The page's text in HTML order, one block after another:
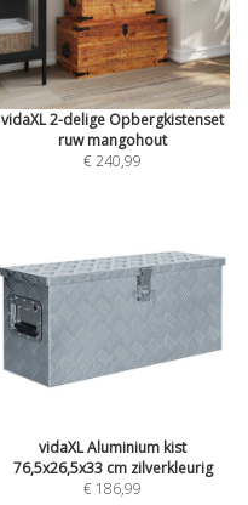
vidaXL 2-delige Opbergkistenset
ruw mangohout
€ 240,99
vidaXL Aluminium kist
76,5x26,5x33 cm zilverkleurig
€ 186,99